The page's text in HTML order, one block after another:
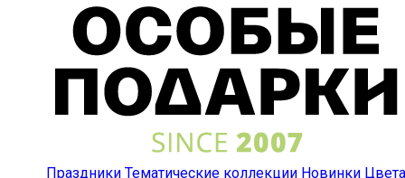
Праздники Тематические коллекции Новинки Цвета